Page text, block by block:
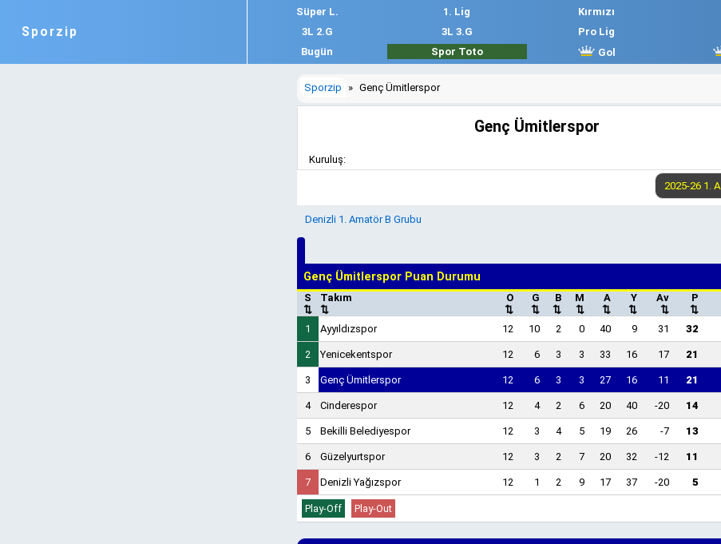
Sporzip
Süper L. 1. Lig Kırmızı
3L 2.G
3L 3.G Pro Lig
Bugün
Spor Toto Gol
Sporzip » Genç Ümitlerspor
Genç Ümitlerspor
Kuruluş:
Denizli 1. Amatör B Grubu
Genç Ümitlerspor Puan Durumu
S
⇅
Takım
⇅
O
⇅
G
⇅
B
⇅
M
⇅
A
⇅
Y
⇅
Av
⇅
P
⇅
1 Ayyıldızspor 12 10 2 0 40 9 31 32
2 Yenicekentspor 12 6 3 3 33 16 17 21
3 Genç Ümitlerspor 12 6 3 3 27 16 11 21
4 Cinderespor 12 4 2 6 20 40 -20 14
5 Bekilli Belediyespor 12 3 4 5 19 26 -7 13
6 Güzelyurtspor 12 3 2 7 20 32 -12 11
7 Denizli Yağızspor 12 1 2 9 17 37 -20 5
Play-Off Play-Out